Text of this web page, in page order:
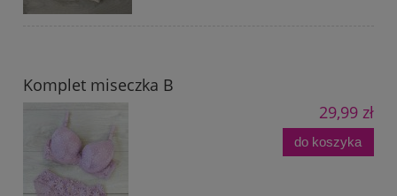
Komplet miseczka B
29,99 zł
do koszyka